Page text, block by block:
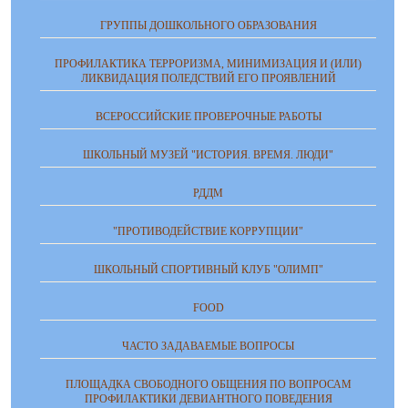
ГРУППЫ ДОШКОЛЬНОГО ОБРАЗОВАНИЯ
ПРОФИЛАКТИКА ТЕРРОРИЗМА, МИНИМИЗАЦИЯ И (ИЛИ)
ЛИКВИДАЦИЯ ПОЛЕДСТВИЙ ЕГО ПРОЯВЛЕНИЙ
ВСЕРОССИЙСКИЕ ПРОВЕРОЧНЫЕ РАБОТЫ
ШКОЛЬНЫЙ МУЗЕЙ "ИСТОРИЯ. ВРЕМЯ. ЛЮДИ"
РДДМ
"ПРОТИВОДЕЙСТВИЕ КОРРУПЦИИ"
ШКОЛЬНЫЙ СПОРТИВНЫЙ КЛУБ "ОЛИМП"
FOOD
ЧАСТО ЗАДАВАЕМЫЕ ВОПРОСЫ
ПЛОЩАДКА СВОБОДНОГО ОБЩЕНИЯ ПО ВОПРОСАМ
ПРОФИЛАКТИКИ ДЕВИАНТНОГО ПОВЕДЕНИЯ